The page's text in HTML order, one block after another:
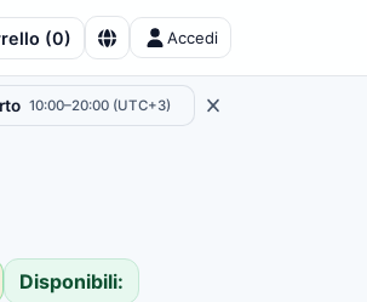
(0) Accedi
10:00–20:00 (UTC+3)
Disponibili: